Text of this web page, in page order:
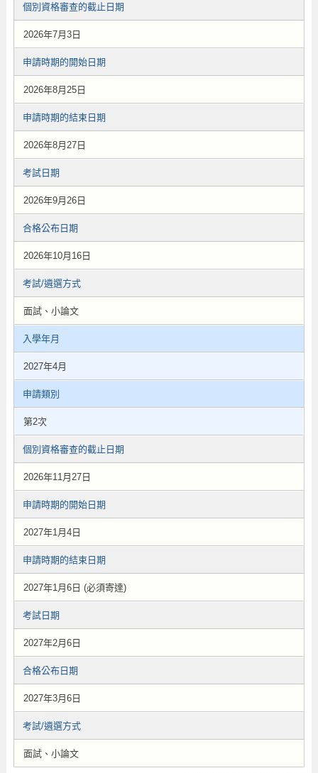
個別資格審查的截止日期
2026年7月3日
申請時期的開始日期
2026年8月25日
申請時期的結束日期
2026年8月27日
考試日期
2026年9月26日
合格公布日期
2026年10月16日
考試/遴選方式
面試、小論文
入學年月
2027年4月
申請類別
第2次
個別資格審查的截止日期
2026年11月27日
申請時期的開始日期
2027年1月4日
申請時期的結束日期
2027年1月6日 (必須寄達)
考試日期
2027年2月6日
合格公布日期
2027年3月6日
考試/遴選方式
面試、小論文